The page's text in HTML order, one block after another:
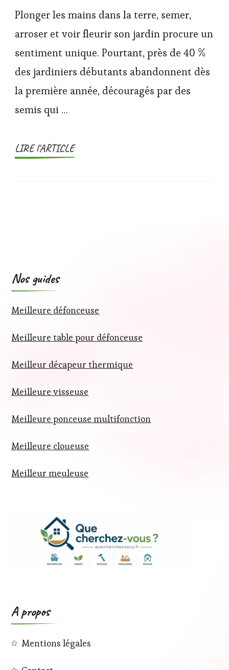
Plonger les mains dans la terre, semer,
arroser et voir fleurir son jardin procure un
sentiment unique. Pourtant, près de 40 %
des jardiniers débutants abandonnent dès
la première année, découragés par des
semis qui …
LIRE l'ARTICLE
Nos guides
Meilleure défonceuse
Meilleure table pour défonceuse
Meilleur décapeur thermique
Meilleure visseuse
Meilleure ponceuse multifonction
Meilleure cloueuse
Meilleur meuleuse
A propos
Mentions légales